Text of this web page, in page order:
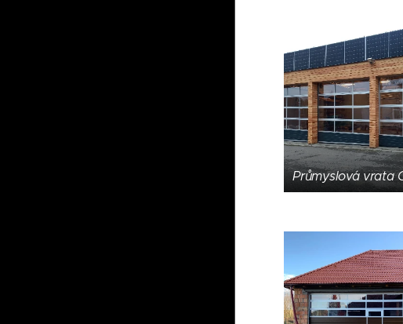
Průmyslová vrata